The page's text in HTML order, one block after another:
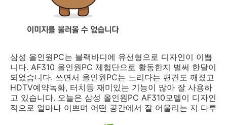
삼성 올인원PC는 블랙바디에 유선형으로 디자인이 이쁩
니다. AF310 올인원PC 체험단으로 활동한지 벌써 한달이
되었습니다. 쓰면서 올인원PC는 느리다는 편견도 깨졌고
HDTV예약녹화, 터치등 재미있는 기능이 많아 잘 사용하
고 있습니다. 오늘은 삼성 올인원PC AF310모델이 디자인
적으로 얼마나 이쁘며 어떤 공간에서 잘 어울리는 지 다루